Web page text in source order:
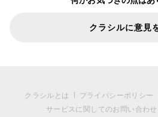
クラシルに意見
クラシルとは プライバシーポリシー
サービスに関してのお問い合わせ